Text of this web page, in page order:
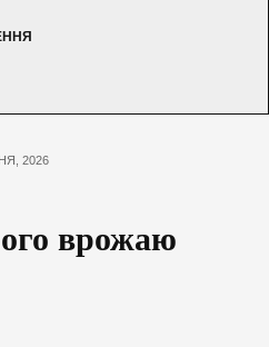
2026
врожаю